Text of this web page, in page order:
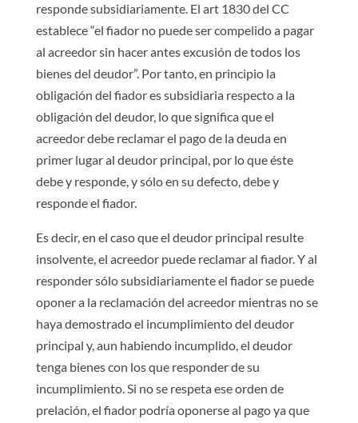
responde subsidiariamente. El art 1830 del CC
establece “el fiador no puede ser compelido a pagar
al acreedor sin hacer antes excusión de todos los
bienes del deudor”. Por tanto, en principio la
obligación del fiador es subsidiaria respecto a la
obligación del deudor, lo que significa que el
acreedor debe reclamar el pago de la deuda en
primer lugar al deudor principal, por lo que éste
debe y responde, y sólo en su defecto, debe y
responde el fiador.
Es decir, en el caso que el deudor principal resulte
insolvente, el acreedor puede reclamar al fiador. Y al
responder sólo subsidiariamente el fiador se puede
oponer a la reclamación del acreedor mientras no se
haya demostrado el incumplimiento del deudor
principal y, aun habiendo incumplido, el deudor
tenga bienes con los que responder de su
incumplimiento. Si no se respeta ese orden de
prelación, el fiador podría oponerse al pago ya que